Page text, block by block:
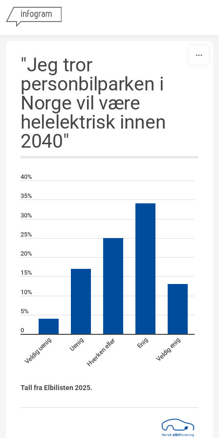
"Jeg tror
personbilparken i
Norge vil være
helelektrisk innen
2040"
40%
35%
30%
25%
20%
15%
10%
5%
0
Veldig uenig Uenig Hverken eller Enig Veldig enig
Tall fra Elbilisten 2025.